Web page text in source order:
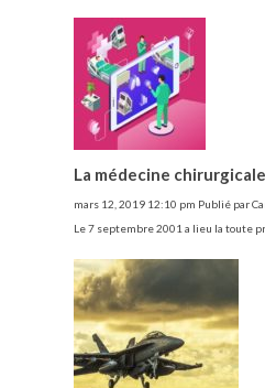
La médecine
mars 12, 2019 12:10 pm Publié par
Le 7 septembre 2001 a lieu la toute